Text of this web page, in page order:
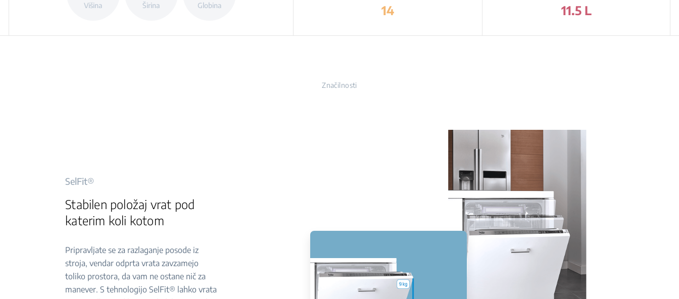
Višina Širina Globina 14 11.5 L
Značilnosti
SelFit®
Stabilen položaj vrat pod
katerim koli kotom
Pripravljate se za razlaganje posode iz
stroja, vendar odprta vrata zavzamejo
toliko prostora, da vam ne ostane nič za
manever. S tehnologijo SelFit® lahko vrata